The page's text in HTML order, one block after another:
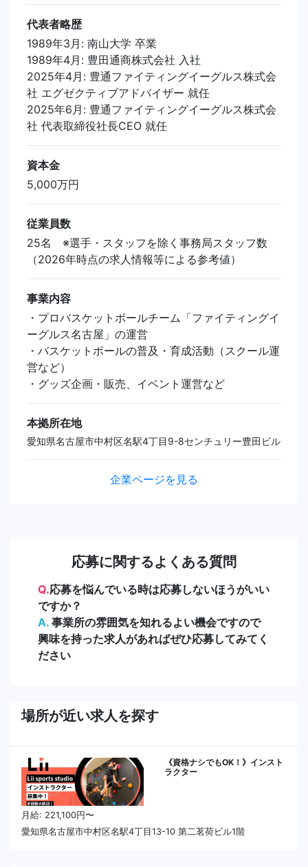
代表者略歴
1989年3月: 南山大学 卒業
1989年4月: 豊田通商株式会社 入社
2025年4月: 豊通ファイティングイーグルス株式会
社 エグゼクティブアドバイザー 就任
2025年6月: 豊通ファイティングイーグルス株式会
社 代表取締役社長CEO 就任
資本金
5,000万円
従業員数
25名 ※選手・スタッフを除く事務局スタッフ数
（2026年時点の求人情報等による参考値）
事業内容
・プロバスケットボールチーム「ファイティングイ
ーグルス名古屋」の運営
・バスケットボールの普及・育成活動（スクール運
営など）
・グッズ企画・販売、イベント運営など
本拠所在地
愛知県名古屋市中村区名駅4丁目9-8センチュリー豊田ビル
企業ページを見る
応募に関するよくある質問
Q.応募を悩んでいる時は応募しないほうがいい
ですか？
A. 事業所の雰囲気を知れるよい機会ですので
興味を持った求人があればぜひ応募してみてく
ださい
場所が近い求人を探す
《資格ナシでもOK！》インスト
ラクター
月給: 221,100円〜
愛知県名古屋市中村区名駅4丁目13-10 第二茗荷ビル1階